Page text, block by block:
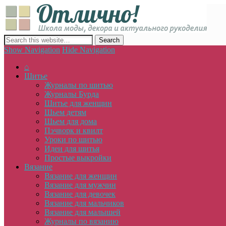
сайт о декоре, дизайне и моде, вязании, шитье и других видах
Show Navigation Hide Navigation
⌂
Шитье
Журналы по шитью
Журналы Бурда
Шитье для женщин
Шьем детям
Шьем для дома
Пэчворк и квилт
Уроки по шитью
Идеи для шитья
Простые выкройки
Вязание
Вязание для женщин
Вязание для мужчин
Вязание для девочек
Вязание для мальчиков
Вязание для малышей
Журналы по вязанию